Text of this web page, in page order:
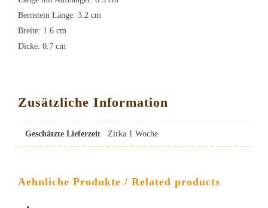
Bernstein Länge: 3.2 cm
Breite: 1.6 cm
Dicke: 0.7 cm
Zusätzliche Information
Geschätzte Lieferzeit Zirka 1 Woche
Aehnliche Produkte / Related products